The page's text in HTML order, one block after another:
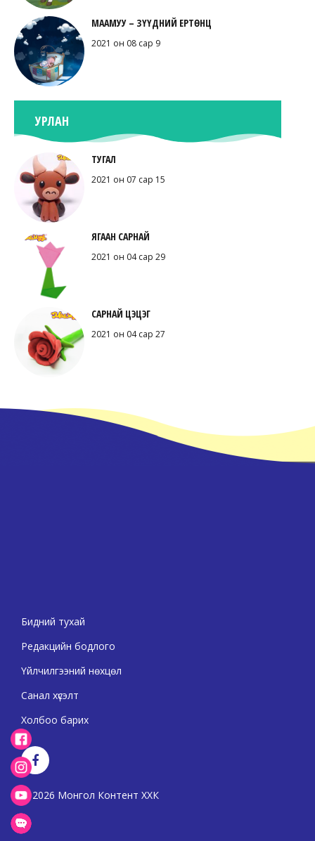
МААМУУ – ЗҮҮДНИЙ ЕРТӨНЦ
2021 он 08 сар 9
УРЛАН
ТУГАЛ
2021 он 07 сар 15
ЯГААН САРНАЙ
2021 он 04 сар 29
САРНАЙ ЦЭЦЭГ
2021 он 04 сар 27
Бидний тухай
Редакцийн бодлого
Үйлчилгээний нөхцөл
Санал хүсэлт
Холбоо барих
2026 Монгол Контент ХХК